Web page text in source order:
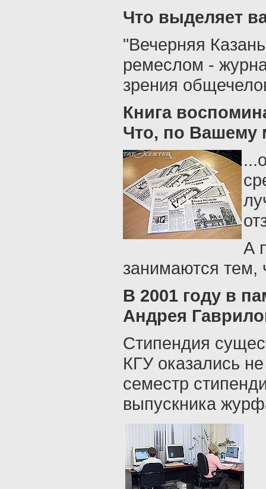
Что выделяет
"Вечерняя
ремеслом -
зрения
Книга
Что, по Вашему
А
занимаются тем,
В 2001 году в
Андрея
Стипендия
КГУ оказались
семестр
выпускника